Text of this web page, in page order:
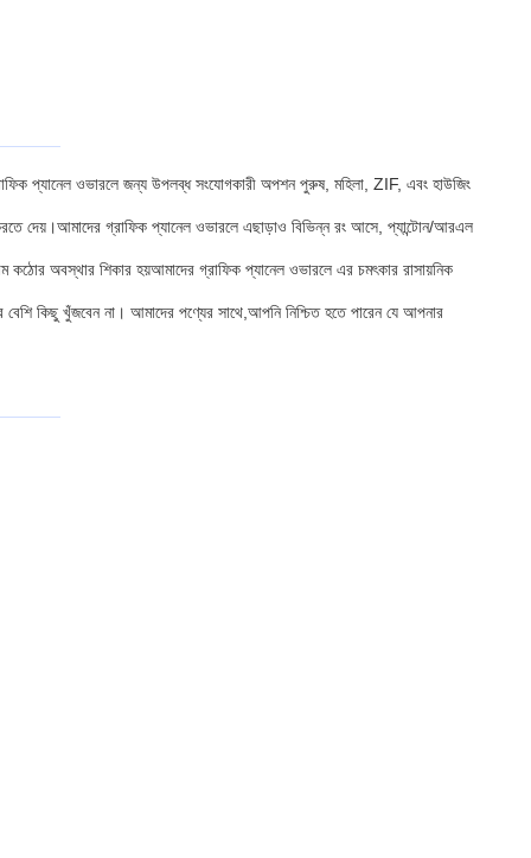
প্যানেল ওভারলে জন্য উপলব্ধ সংযোগকারী অপশন পুরুষ, মহিলা, ZIF, এবং হাউজিং
দেয়।আমাদের গ্রাফিক প্যানেল ওভারলে এছাড়াও বিভিন্ন রং আসে, প্যান্টোন/আরএল
কঠোর অবস্থার শিকার হয়আমাদের গ্রাফিক প্যানেল ওভারলে এর চমৎকার রাসায়নিক
কিছু খুঁজবেন না। আমাদের পণ্যের সাথে,আপনি নিশ্চিত হতে পারেন যে আপনার